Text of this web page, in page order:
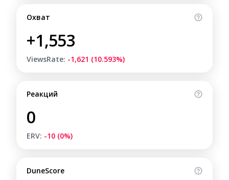
Охват
+1,553
ViewsRate: -1,621 (10.593%)
Реакций
0
ERV: -10 (0%)
DuneScore